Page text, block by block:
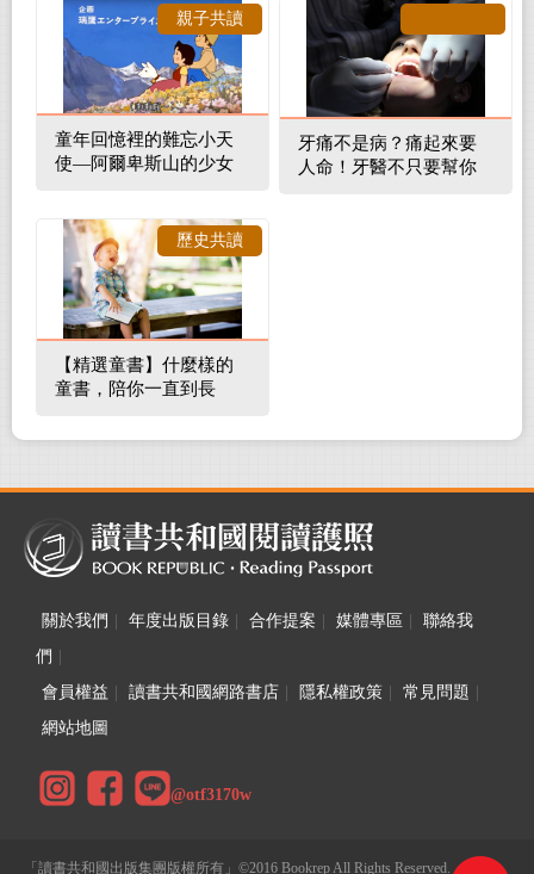
童年回憶裡的難忘小天
使—阿爾卑斯山的少女
親子共讀
牙痛不是病？痛起來要
人命！牙醫不只要幫你
【精選童書】什麼樣的
童書，陪你一直到長
歷史共讀
關於我們 年度出版目錄 合作提案 媒體專區
聯絡我
們
會員權益
讀書共和國網路書店 隱私權政策 常見問題
網站地圖
@otf3170w
「讀書共和國出版集團版權所有」©2016 Bookrep All Rights Reserved.